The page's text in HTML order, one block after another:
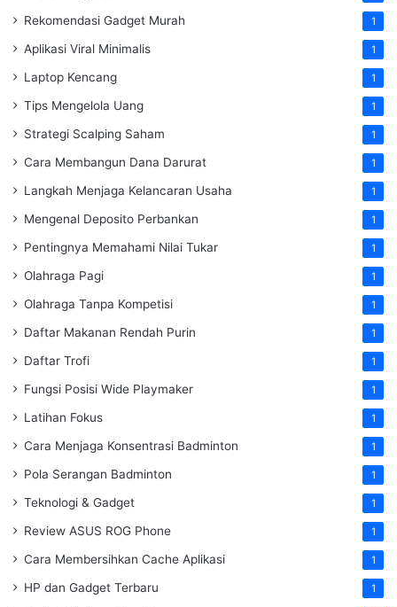
Rekomendasi Gadget Murah 1
Aplikasi Viral Minimalis 1
Laptop Kencang 1
Tips Mengelola Uang 1
Strategi Scalping Saham 1
Cara Membangun Dana Darurat 1
Langkah Menjaga Kelancaran Usaha 1
Mengenal Deposito Perbankan 1
Pentingnya Memahami Nilai Tukar 1
Olahraga Pagi 1
Olahraga Tanpa Kompetisi 1
Daftar Makanan Rendah Purin 1
Daftar Trofi 1
Fungsi Posisi Wide Playmaker 1
Latihan Fokus 1
Cara Menjaga Konsentrasi Badminton 1
Pola Serangan Badminton 1
Teknologi & Gadget 1
Review ASUS ROG Phone 1
Cara Membersihkan Cache Aplikasi 1
HP dan Gadget Terbaru 1